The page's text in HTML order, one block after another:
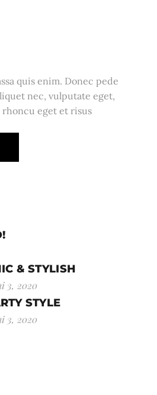
quis enim. Donec pede
nec, vulputate eget,
eget et risus
& STYLISH
3, 2020
STYLE
3, 2020